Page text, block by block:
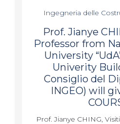
Ingegneria delle
Prof. Jianye
Professor from
University
Univerity
Consiglio del
INGEO) will
Prof. Jianye CHING,